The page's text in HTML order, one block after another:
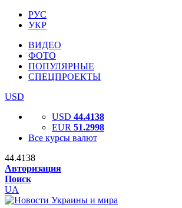
РУС
УКР
ВИДЕО
ФОТО
ПОПУЛЯРНЫЕ
СПЕЦПРОЕКТЫ
USD
USD 44.4138
EUR 51.2998
Все курсы валют
44.4138
Авторизация
Поиск
UA